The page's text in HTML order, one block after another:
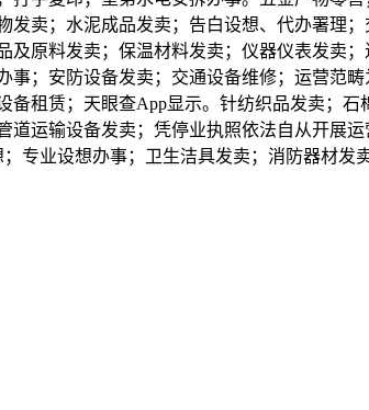
卖；水泥成品发卖；告白设想、代办署理
原料发卖；保温材料发卖；仪器仪表发卖
事；安防设备发卖；交通设备维修；运营范
租赁；天眼查App显示。针纺织品发卖；
运输设备发卖；凭停业执照依法自从开展
专业设想办事；卫生洁具发卖；消防器材